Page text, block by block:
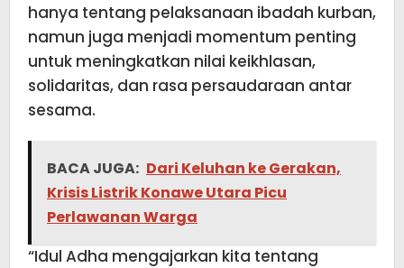
hanya tentang pelaksanaan ibadah kurban,
namun juga menjadi momentum penting
untuk meningkatkan nilai keikhlasan,
solidaritas, dan rasa persaudaraan antar
sesama.
BACA JUGA: Dari Keluhan ke Gerakan,
Krisis Listrik Konawe Utara Picu
Perlawanan Warga
“Idul Adha mengajarkan kita tentang